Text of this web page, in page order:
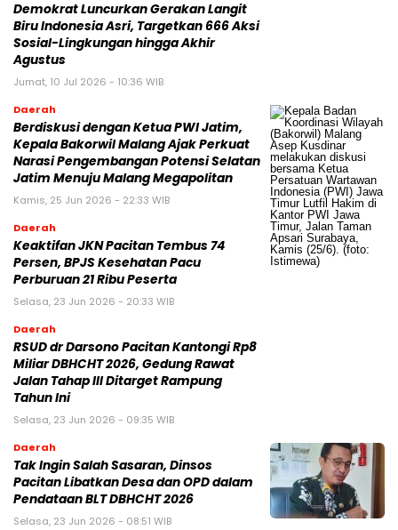
Demokrat Luncurkan Gerakan Langit
Biru Indonesia Asri, Targetkan 666 Aksi
Sosial-Lingkungan hingga Akhir
Agustus
Jumat, 10 Jul 2026 - 10:36 WIB
Daerah
Berdiskusi dengan Ketua PWI Jatim,
Kepala Bakorwil Malang Ajak Perkuat
Narasi Pengembangan Potensi Selatan
Jatim Menuju Malang Megapolitan
Kamis, 25 Jun 2026 - 22:33 WIB
Daerah
Keaktifan JKN Pacitan Tembus 74
Persen, BPJS Kesehatan Pacu
Perburuan 21 Ribu Peserta
Selasa, 23 Jun 2026 - 20:33 WIB
Daerah
RSUD dr Darsono Pacitan Kantongi Rp8
Miliar DBHCHT 2026, Gedung Rawat
Jalan Tahap III Ditarget Rampung
Tahun Ini
Selasa, 23 Jun 2026 - 09:35 WIB
Daerah
Tak Ingin Salah Sasaran, Dinsos
Pacitan Libatkan Desa dan OPD dalam
Pendataan BLT DBHCHT 2026
Selasa, 23 Jun 2026 - 08:51 WIB